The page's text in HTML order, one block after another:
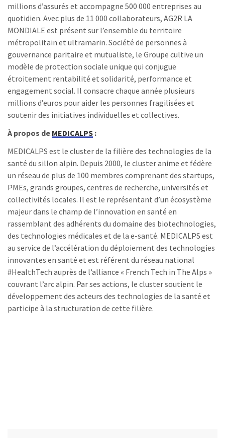
millions d’assurés et accompagne 500 000 entreprises au
quotidien. Avec plus de 11 000 collaborateurs, AG2R LA
MONDIALE est présent sur l’ensemble du territoire
métropolitain et ultramarin. Société de personnes à
gouvernance paritaire et mutualiste, le Groupe cultive un
modèle de protection sociale unique qui conjugue
étroitement rentabilité et solidarité, performance et
engagement social. Il consacre chaque année plusieurs
millions d’euros pour aider les personnes fragilisées et
soutenir des initiatives individuelles et collectives.
À propos de MEDICALPS :
MEDICALPS est le cluster de la filière des technologies de la
santé du sillon alpin. Depuis 2000, le cluster anime et fédère
un réseau de plus de 100 membres comprenant des startups,
PMEs, grands groupes, centres de recherche, universités et
collectivités locales. Il est le représentant d’un écosystème
majeur dans le champ de l’innovation en santé en
rassemblant des adhérents du domaine des biotechnologies,
des technologies médicales et de la e-santé. MEDICALPS est
au service de l’accélération du déploiement des technologies
innovantes en santé et est référent du réseau national
#HealthTech auprès de l’alliance « French Tech in The Alps »
couvrant l’arc alpin. Par ses actions, le cluster soutient le
développement des acteurs des technologies de la santé et
participe à la structuration de cette filière.